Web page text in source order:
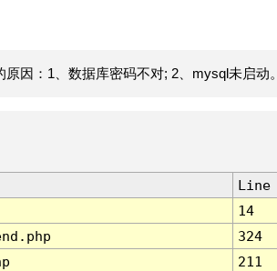
因：1、数据库密码不对; 2、mysql未启动。
Line
14
324
211